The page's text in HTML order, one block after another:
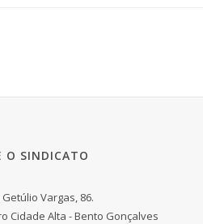
O SINDICATO
Getúlio Vargas, 86.
Cidade Alta - Bento Gonçalves